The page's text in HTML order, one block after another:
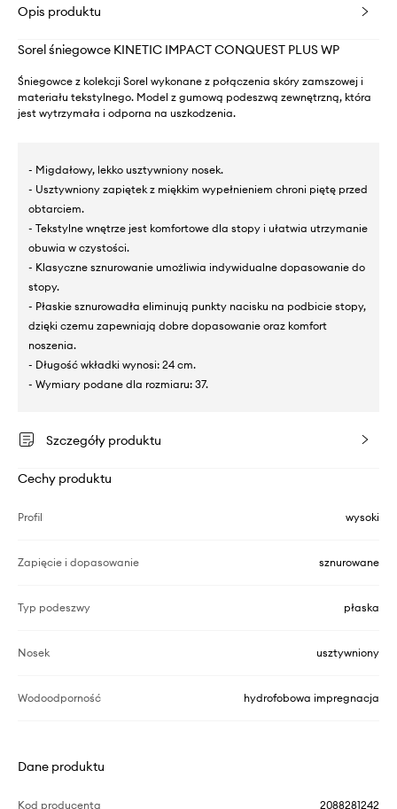
Opis produktu
Sorel śniegowce KINETIC IMPACT CONQUEST PLUS WP
Śniegowce z kolekcji Sorel wykonane z połączenia skóry zamszowej i
materiału tekstylnego. Model z gumową podeszwą zewnętrzną, która
jest wytrzymała i odporna na uszkodzenia.
- Migdałowy, lekko usztywniony nosek.
- Usztywniony zapiętek z miękkim wypełnieniem chroni piętę przed
obtarciem.
- Tekstylne wnętrze jest komfortowe dla stopy i ułatwia utrzymanie
obuwia w czystości.
- Klasyczne sznurowanie umożliwia indywidualne dopasowanie do
stopy.
- Płaskie sznurowadła eliminują punkty nacisku na podbicie stopy,
dzięki czemu zapewniają dobre dopasowanie oraz komfort
noszenia.
- Długość wkładki wynosi: 24 cm.
- Wymiary podane dla rozmiaru: 37.
Szczegóły produktu
Cechy produktu
Profil wysoki
Zapięcie i dopasowanie sznurowane
Typ podeszwy płaska
Nosek usztywniony
Wodoodporność hydrofobowa impregnacja
Dane produktu
Kod producenta 2088281242